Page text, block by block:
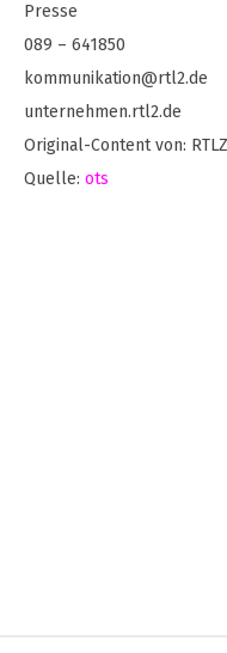
Presse
089 – 641850
kommunikation@rtl2.de
unternehmen.rtl2.de
Original-Content von:
Quelle: ots